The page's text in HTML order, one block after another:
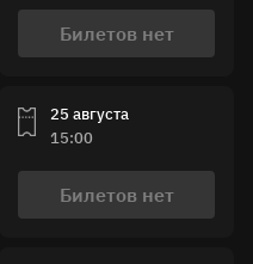
Билетов нет
25 августа
15:00
Билетов нет